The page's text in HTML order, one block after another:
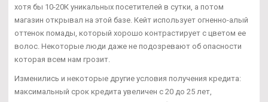
хотя бы 10-20К уникальных посетителей в сутки, а потом
магазин открывал на этой базе. Кейт использует огненно-алый
оттенок помады, который хорошо контрастирует с цветом ее
волос. Некоторые люди даже не подозревают об опасности
которая всем нам грозит.
Изменились и некоторые другие условия получения кредита:
максимальный срок кредита увеличен с 20 до 25 лет,